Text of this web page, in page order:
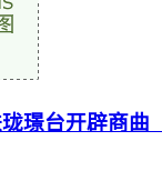
璟台开辟商曲